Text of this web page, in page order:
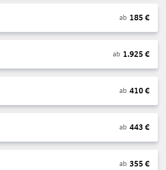
ab 185 €
ab 1.925 €
ab 410€
ab 443 €
ab 355 €